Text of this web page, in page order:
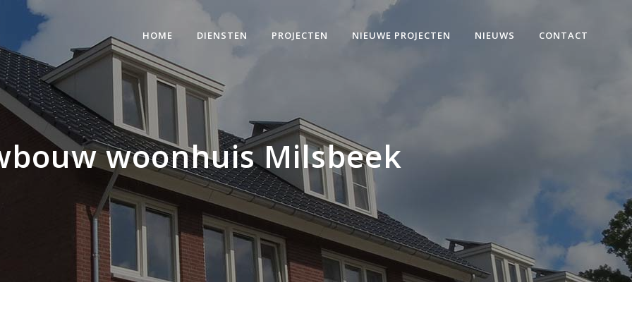
HOME DIENSTEN PROJECTEN NIEUWE PROJECTEN NIEUWS CONTACT
woonhuis Milsbeek